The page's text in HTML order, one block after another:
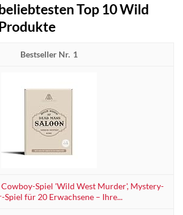
Top 10 Wild
1
Spiel 'Wild West Murder', Mystery-
Spiel für 20 Erwachsene – Ihre...